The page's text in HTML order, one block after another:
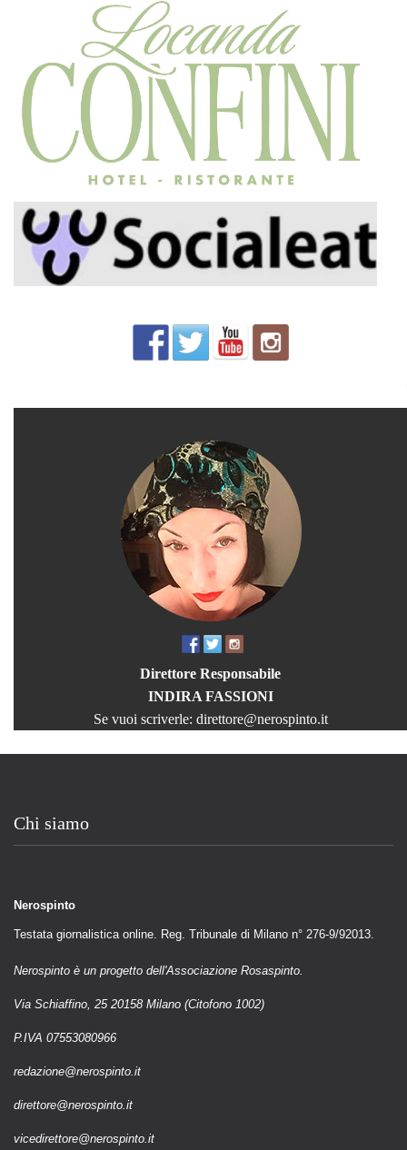
Direttore Responsabile
INDIRA FASSIONI
Se vuoi scriverle: direttore@nerospinto.it
Chi siamo
Nerospinto
Testata giornalistica online. Reg. Tribunale di Milano n° 276-9/92013.
Nerospinto è un progetto dell'Associazione Rosaspinto.
Via Schiaffino, 25 20158 Milano (Citofono 1002)
P.IVA 07553080966
redazione@nerospinto.it
direttore@nerospinto.it
vicedirettore@nerospinto.it